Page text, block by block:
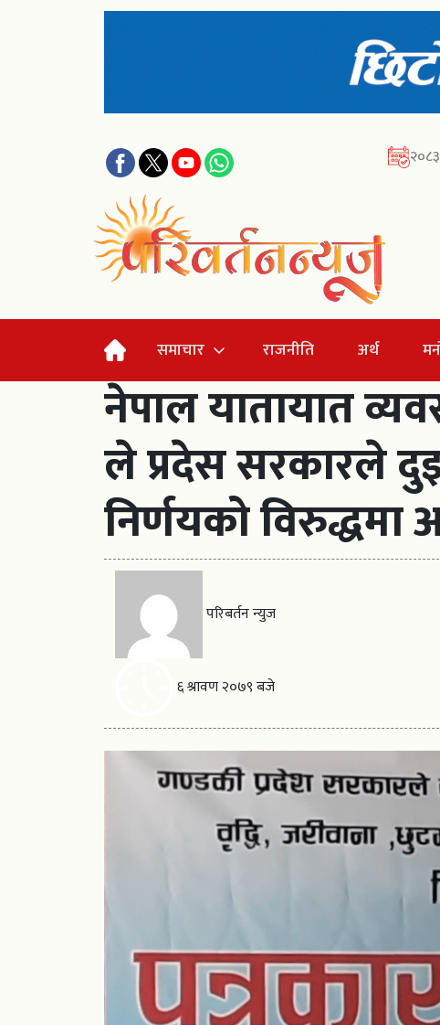
समाचार राजनीति अर्थ
नेपाल यातायात
ले प्रदेस सरकारले
निर्णयको विरुद्धमा
परिबर्तन न्युज
६ श्रावण २०७९ बजे